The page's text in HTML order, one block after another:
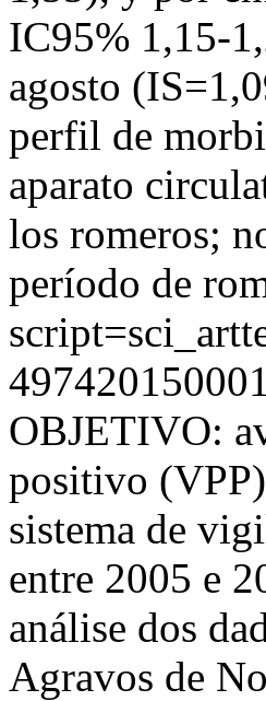
IC95% 1,15-
agosto
perfil de
aparato
los romeros;
período de
OBJETIVO:
positivo
sistema de
entre 2005 e
análise dos
Agravos de